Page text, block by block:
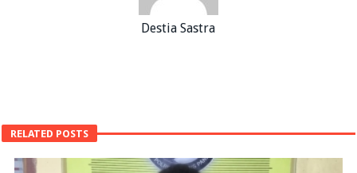
Destia Sastra
RELATED POSTS